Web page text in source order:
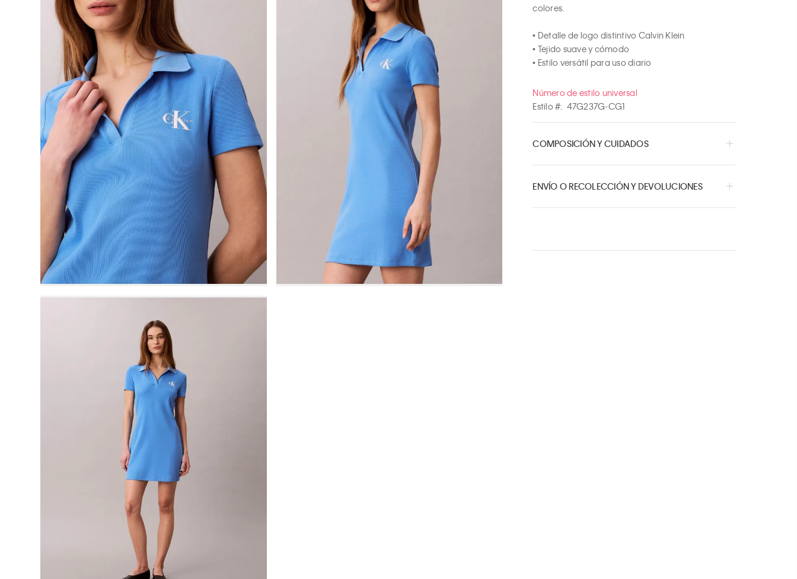
9
colores.
• Detalle de logo distintivo Calvin Klein
• Tejido suave y cómodo
• Estilo versátil para uso diario
Número de estilo universal
Estilo #: 47G237G-CG1
COMPOSICIÓN Y CUIDADOS
ENVÍO O RECOLECCIÓN Y DEVOLUCIONES